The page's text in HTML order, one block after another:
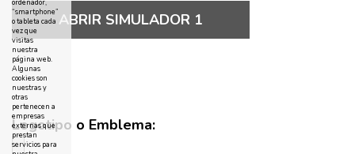
ABRIR SIMULADOR 1
Logotipo o Emblema:
ordenador,
“smartphone”
o tableta cada
vez que
visitas
nuestra
página web.
Algunas
cookies son
nuestras y
otras
pertenecen a
empresas
externas que
prestan
servicios para